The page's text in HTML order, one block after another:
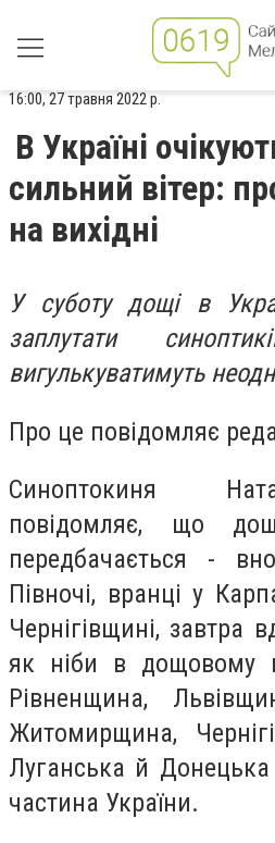
16:00, 27 травня 2022 р.
В Україні
сильний вітер:
на вихідні
У суботу дощі в
заплутати
вигулькуватимуть
Про це повідомляє
Синоптокиня
повідомляє, що
передбачається -
Півночі, вранці у
Чернігівщині, завтра
як ніби в дощовому
Рівненщина,
Житомирщина,
Луганська й Донецька
частина України.